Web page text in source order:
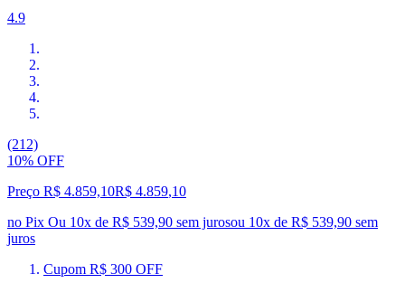
4.9
(212)
10% OFF
Preço R$ 4.859,10R$ 4.859,10
no Pix Ou 10x de R$ 539,90 sem jurosou 10x de R$ 539,90 sem
juros
Cupom R$ 300 OFF